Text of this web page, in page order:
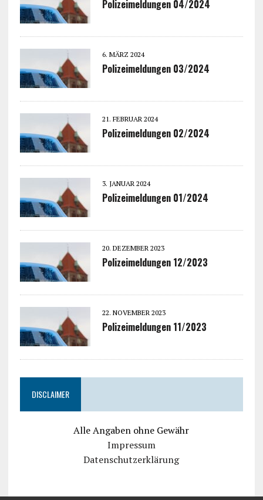
Polizeimeldungen 04/2024
6. MÄRZ 2024
Polizeimeldungen 03/2024
21. FEBRUAR 2024
Polizeimeldungen 02/2024
3. JANUAR 2024
Polizeimeldungen 01/2024
20. DEZEMBER 2023
Polizeimeldungen 12/2023
22. NOVEMBER 2023
Polizeimeldungen 11/2023
DISCLAIMER
Alle Angaben ohne Gewähr
Impressum
Datenschutzerklärung